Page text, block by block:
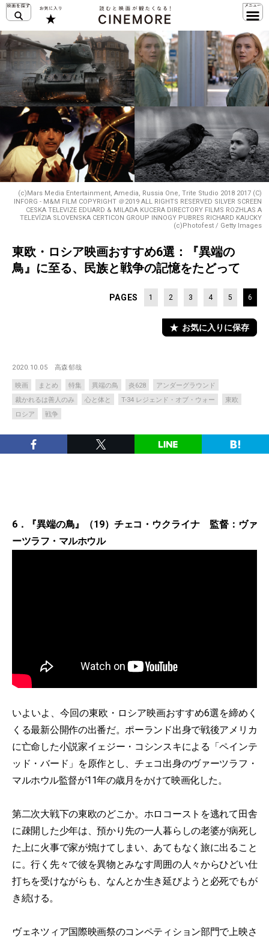
(c)Mars Media Entertainment, Amedia, Russia One, Trite Studio 2018 2017 (C)
INFORG - M&M FILM COPYRIGHT ＠2019 ALL RIGHTS RESERVED SILVER SCREEN
CESKA TELEVIZE EDUARD & MILADA KUCERA DIRECTORY FILMS ROZHLAS A
TELEVÍZIA SLOVENSKA CERTICON GROUP INNOGY PUBRES RICHARD KAUCKY
(c)Photofest / Getty Images
東欧・ロシア映画おすすめ6選：『異端の
鳥』に至る、民族と戦争の記憶をたどって
PAGES 1 2 3 4 5 6
お気に入りに保存
2020.10.05 高森郁哉
映画 まとめ 特集 異端の鳥 炎628
アンダーグラウンド
裁かれるは善人のみ
心と体と T-34 レジェンド・オブ・ウォー
東欧
ロシア
戦争
6．『異端の鳥』（19）チェコ・ウクライナ 監督：ヴァ
ーツラフ・マルホウル
いよいよ、今回の東欧・ロシア映画おすすめ6選を締めく
くる最新公開作の出番だ。ポーランド出身で戦後アメリカ
に亡命した小説家イェジー・コシンスキによる「ペインテ
ッド・バード」を原作とし、チェコ出身のヴァーツラフ・
マルホウル監督が11年の歳月をかけて映画化した。
第二次大戦下の東欧のどこか。ホロコーストを逃れて田舎
に疎開した少年は、預かり先の一人暮らしの老婆が病死し
た上に火事で家が焼けてしまい、あてもなく旅に出ること
に。行く先々で彼を異物とみなす周囲の人々からひどい仕
打ちを受けながらも、なんとか生き延びようと必死でもが
き続ける。
ヴェネツィア国際映画祭のコンペティション部門で上映さ